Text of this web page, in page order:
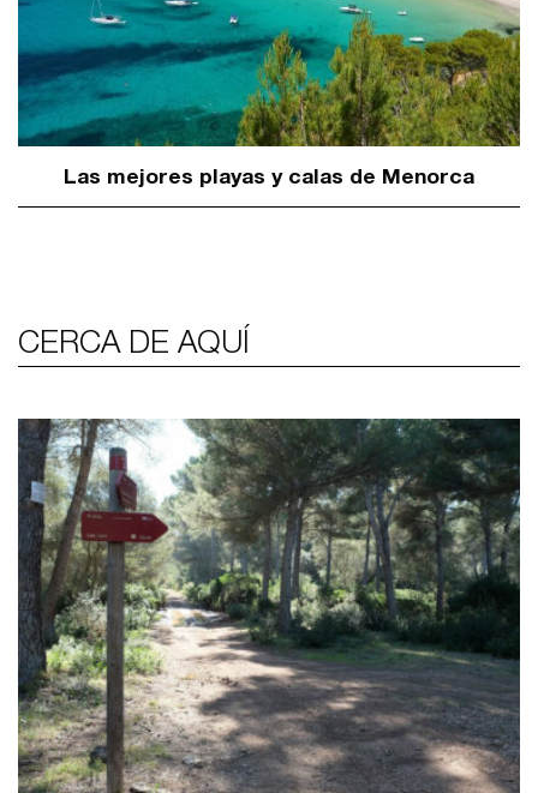
Las mejores playas y calas de Menorca
CERCA DE AQUÍ